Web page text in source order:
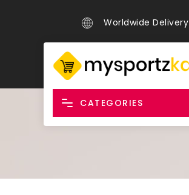
Worldwide Delivery
CATEGORIES